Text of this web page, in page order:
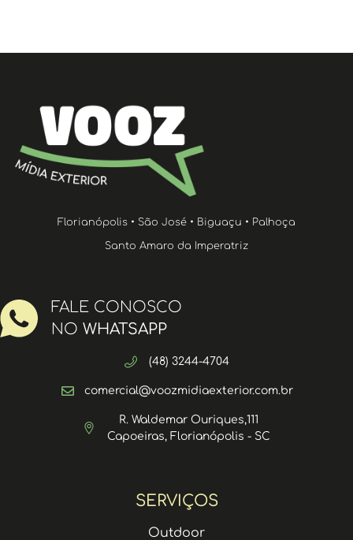
SERVIÇOS
Outdoor
Florianópolis • São José • Biguaçu • Palhoça
Santo Amaro da Imperatriz
FALE CONOSCO
NO WHATSAPP
(48) 3244-4704
comercial@voozmidiaexterior.com.br
R. Waldemar Ouriques,111
Capoeiras, Florianópolis - SC